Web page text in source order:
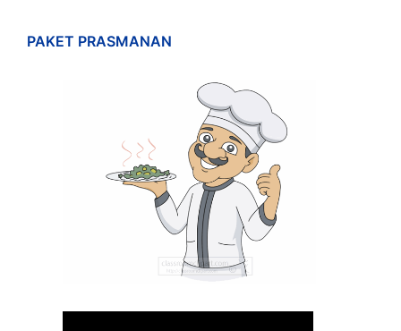
PAKET PRASMANAN